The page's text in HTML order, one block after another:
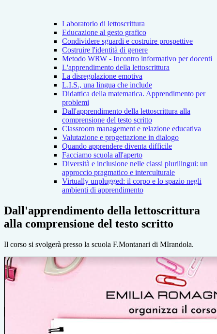
Laboratorio di lettoscrittura
Educazione al gesto grafico
Condividere sguardi e costruire prospettive
Costruire l'identità di genere
Metodo WRW - Incontro informativo per docenti
L'apprendimento della lettoscrittura
La disregolazione emotiva
L.I.S., una lingua che include
Didattica della matematica. Apprendimento per
problemi
Dall'apprendimento della lettoscrittura alla
comprensione del testo scritto
Classroom management e relazione educativa
Valutazione e progettazione in dialogo
Quando apprendere diventa difficile
Facciamo scuola all'aperto
Diversità e inclusione nelle classi plurilingui: un
approccio pragmatico e interculturale
Virtually unplugged: il corpo e lo spazio negli
ambienti di apprendimento
Dall'apprendimento della lettoscrittura
alla comprensione del testo scritto
Il corso si svolgerà presso la scuola F.Montanari di MIrandola.